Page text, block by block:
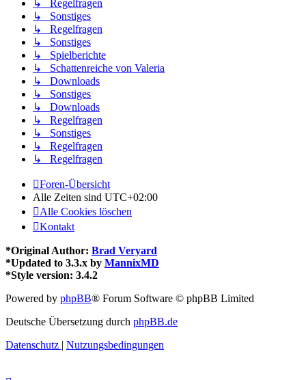
↳ Regelfragen
↳ Sonstiges
↳ Regelfragen
↳ Sonstiges
↳ Spielberichte
↳ Schattenreiche von Valeria
↳ Downloads
↳ Sonstiges
↳ Downloads
↳ Regelfragen
↳ Sonstiges
↳ Regelfragen
↳ Regelfragen
Foren-Übersicht
Alle Zeiten sind UTC+02:00
Alle Cookies löschen
Kontakt
*Original Author: Brad Veryard
*Updated to 3.3.x by MannixMD
*Style version: 3.4.2
Powered by phpBB® Forum Software © phpBB Limited
Deutsche Übersetzung durch phpBB.de
Datenschutz | Nutzungsbedingungen